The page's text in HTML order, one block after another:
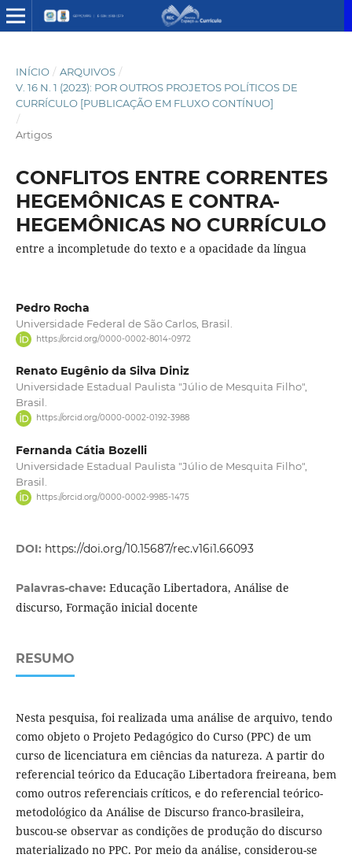
INÍCIO / ARQUIVOS /
V. 16 N. 1 (2023): POR OUTROS PROJETOS POLÍTICOS DE
CURRÍCULO [PUBLICAÇÃO EM FLUXO CONTÍNUO]
/
Artigos
CONFLITOS ENTRE CORRENTES
HEGEMÔNICAS E CONTRA-
HEGEMÔNICAS NO CURRÍCULO
entre a incompletude do texto e a opacidade da língua
Pedro Rocha
Universidade Federal de São Carlos, Brasil.
https://orcid.org/0000-0002-8014-0972
Renato Eugênio da Silva Diniz
Universidade Estadual Paulista "Júlio de Mesquita Filho",
Brasil.
https://orcid.org/0000-0002-0192-3988
Fernanda Cátia Bozelli
Universidade Estadual Paulista "Júlio de Mesquita Filho",
Brasil.
https://orcid.org/0000-0002-9985-1475
DOI: https://doi.org/10.15687/rec.v16i1.66093
Palavras-chave: Educação Libertadora, Análise de
discurso, Formação inicial docente
RESUMO
Nesta pesquisa, foi realizada uma análise de arquivo, tendo
como objeto o Projeto Pedagógico do Curso (PPC) de um
curso de licenciatura em ciências da natureza. A partir do
referencial teórico da Educação Libertadora freireana, bem
como outros referenciais críticos, e do referencial teórico-
metodológico da Análise de Discurso franco-brasileira,
buscou-se observar as condições de produção do discurso
materializado no PPC. Por meio da análise, considerou-se